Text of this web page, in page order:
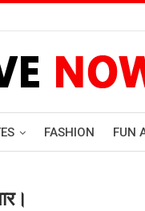
FASHION FUN